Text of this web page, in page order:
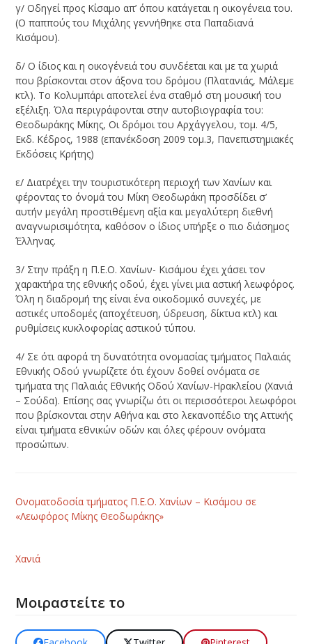
γ/ Οδηγεί προς Κίσαμο απ’ όπου κατάγεται η οικογένεια του.
(Ο παππούς του Μιχάλης γεννήθηκε στα Παπαδιανά
Κισάμου).
δ/ Ο ίδιος και η οικογένειά του συνδέεται και με τα χωριά
που βρίσκονται στον άξονα του δρόμου (Πλατανιάς, Μάλεμε
κτλ). Το Κολυμπάρι αποτελεί ένα σταθμό στη μουσική του
εξέλιξη. Όλα περιγράφονται στην αυτοβιογραφία του:
Θεοδωράκης Μίκης, Οι δρόμοι του Αρχάγγελου, τομ. 4/5,
Εκδ. Κέδρος, 1988 (επανέκδοση 2009 τομ.3, Πανεπιστημιακές
Εκδόσεις Κρήτης)
ε/ Διατρέχει την τουριστικότερη περιοχή των Χανίων και
φέροντας το όνομά του Μίκη Θεοδωράκη προσδίδει σ’
αυτήν μεγάλη προστιθέμενη αξία και μεγαλύτερη διεθνή
αναγνωρισιμότητα, καθόσον ο ίδιος υπήρξε ο πιο διάσημος
Έλληνας.
3/ Στην πράξη η Π.Ε.Ο. Χανίων- Κισάμου έχει χάσει τον
χαρακτήρα της εθνικής οδού, έχει γίνει μια αστική λεωφόρος.
Όλη η διαδρομή της είναι ένα οικοδομικό συνεχές, με
αστικές υποδομές (αποχέτευση, ύδρευση, δίκτυα κτλ) και
ρυθμίσεις κυκλοφορίας αστικού τύπου.
4/ Σε ότι αφορά τη δυνατότητα ονομασίας τμήματος Παλαιάς
Εθνικής Οδού γνωρίζετε ότι έχουν δοθεί ονόματα σε
τμήματα της Παλαιάς Εθνικής Οδού Χανίων-Ηρακλείου (Χανιά
– Σούδα). Επίσης σας γνωρίζω ότι οι περισσότεροι λεωφόροι
που βρίσκονται στην Αθήνα και στο λεκανοπέδιο της Αττικής
είναι τμήματα εθνικών οδών και όλες φέρουν ονόματα
προσώπων.
Ονοματοδοσία τμήματος Π.Ε.Ο. Χανίων – Κισάμου σε
«Λεωφόρος Μίκης Θεοδωράκης»
Χανιά
Μοιραστείτε το